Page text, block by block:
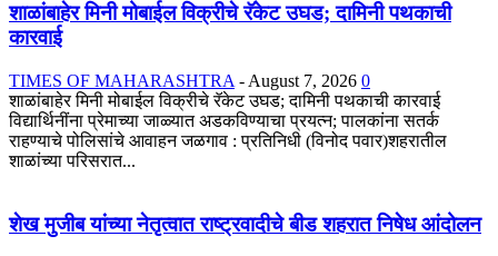
शाळांबाहेर मिनी मोबाईल विक्रीचे रॅकेट उघड; दामिनी पथकाची
कारवाई
TIMES OF MAHARASHTRA - August 7, 2026 0
शाळांबाहेर मिनी मोबाईल विक्रीचे रॅकेट उघड; दामिनी पथकाची कारवाई
विद्यार्थिनींना प्रेमाच्या जाळ्यात अडकविण्याचा प्रयत्न; पालकांना सतर्क
राहण्याचे पोलिसांचे आवाहन जळगाव : प्रतिनिधी (विनोद पवार)शहरातील
शाळांच्या परिसरात...
शेख मुजीब यांच्या नेतृत्वात राष्ट्रवादीचे बीड शहरात निषेध आंदोलन